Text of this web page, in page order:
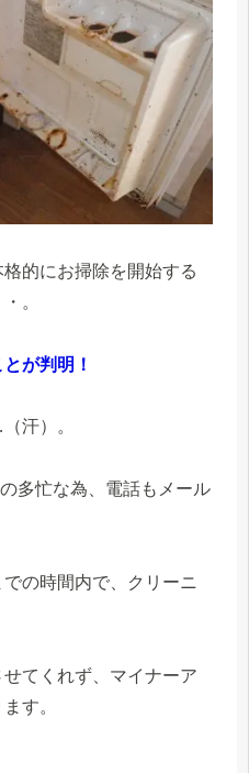
的にお掃除を開始する
。
が判明！
汗）。
多忙な為、電話もメール
の時間内で、クリーニ
てくれず、マイナーア
す。